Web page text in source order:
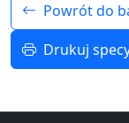
Powrót do
Drukuj